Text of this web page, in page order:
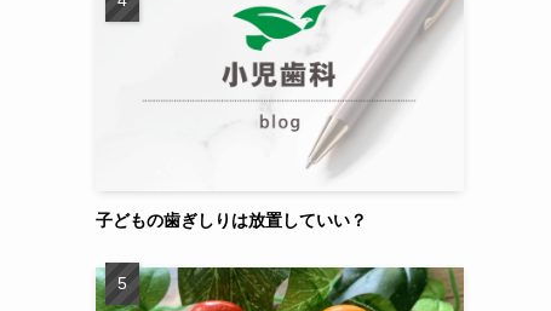
子どもの歯ぎしりは放置していい？